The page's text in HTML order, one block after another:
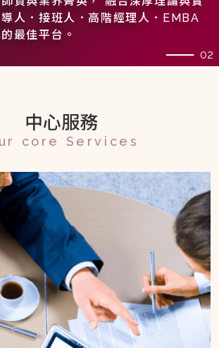
人．接班人．高階經理人．EMBA
最佳平台。
02
中心服務
core Services